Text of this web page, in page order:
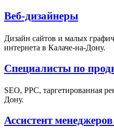
Веб-дизайнеры
Дизайн сайтов и малых
интернета в Калаче-на-Дону.
Специалисты по
SEO, PPC, таргетированная
Дону.
Ассистент